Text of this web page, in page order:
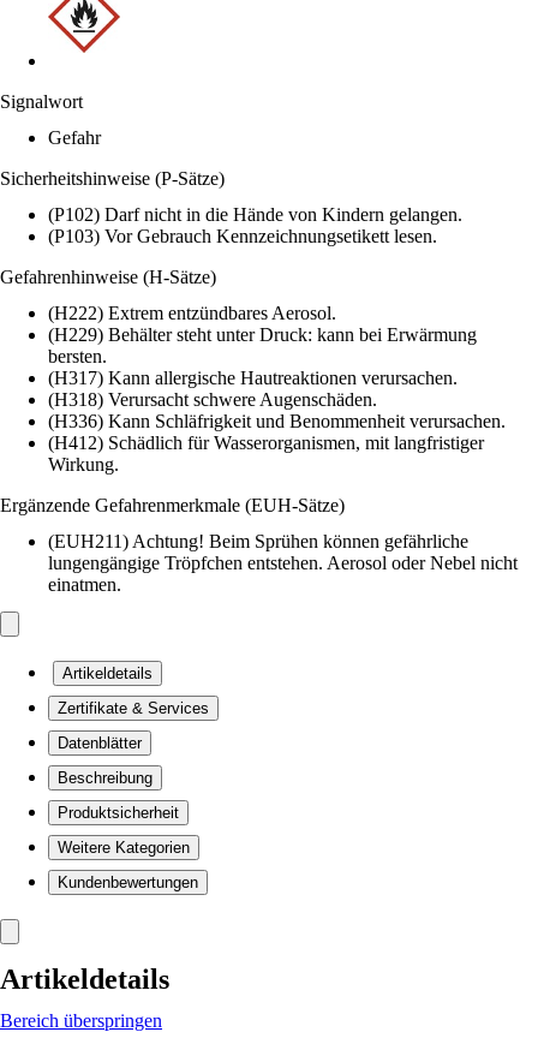
Signalwort
Gefahr
Sicherheitshinweise (P-Sätze)
(P102) Darf nicht in die Hände von Kindern gelangen.
(P103) Vor Gebrauch Kennzeichnungsetikett lesen.
Gefahrenhinweise (H-Sätze)
(H222) Extrem entzündbares Aerosol.
(H229) Behälter steht unter Druck: kann bei Erwärmung
bersten.
(H317) Kann allergische Hautreaktionen verursachen.
(H318) Verursacht schwere Augenschäden.
(H336) Kann Schläfrigkeit und Benommenheit verursachen.
(H412) Schädlich für Wasserorganismen, mit langfristiger
Wirkung.
Ergänzende Gefahrenmerkmale (EUH-Sätze)
(EUH211) Achtung! Beim Sprühen können gefährliche
lungengängige Tröpfchen entstehen. Aerosol oder Nebel nicht
einatmen.
Artikeldetails
Zertifikate & Services
Datenblätter
Beschreibung
Produktsicherheit
Weitere Kategorien
Kundenbewertungen
Artikeldetails
Bereich überspringen